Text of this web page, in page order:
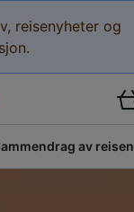
reisenyheter og
av reisen